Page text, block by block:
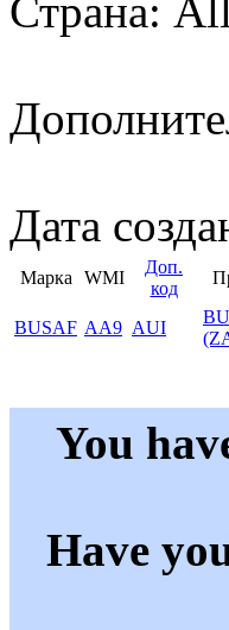
Страна: All
Дата
Марка WMI
Доп.
код
BUSAF AA9 AUI
You
Have